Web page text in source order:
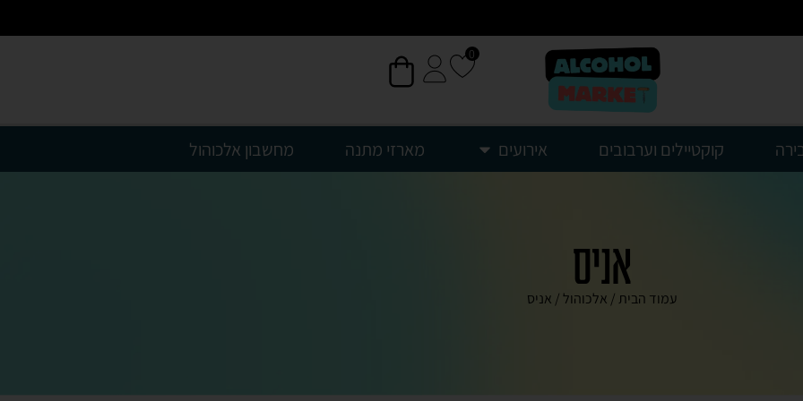
0
קוקטיילים וערבובים אירועים מארזי מתנה מחשבון אלכוהול
אניס
עמוד הבית / אלכוהול/ אניס